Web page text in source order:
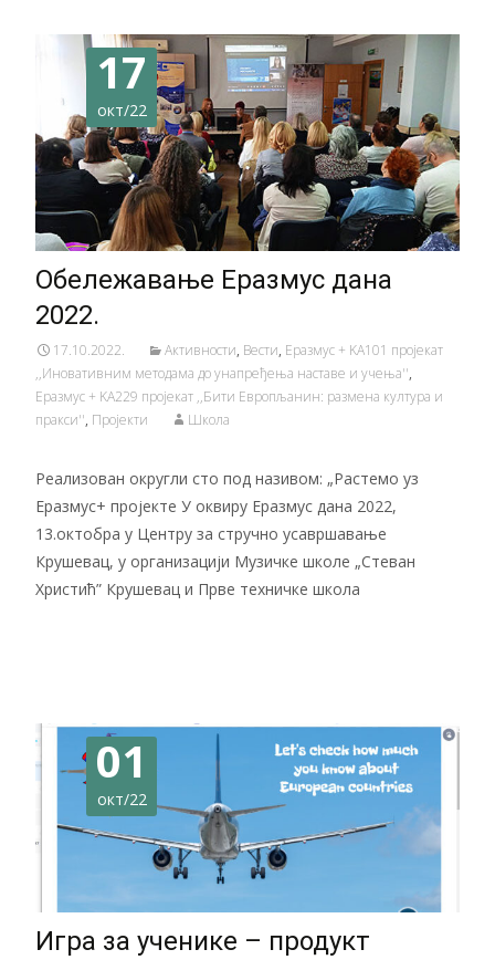
17
окт/22
Обележавање Еразмус дана
2022.
17.10.2022. Активности, Вести, Еразмус + KA101 пројекат
,,Иновативним методама до унапређења наставе и учења'',
Еразмус + KA229 пројекат ,,Бити Европљанин: размена култура и
пракси'', Пројекти Школа
Реализован округли сто под називом: „Растемо уз
Еразмус+ пројекте У оквиру Еразмус дана 2022,
13.октобра у Центру за стручно усавршавање
Крушевац, у организацији Музичке школе „Стеван
Христић” Крушевац и Прве техничке школа
01
окт/22
Игра за ученике – продукт